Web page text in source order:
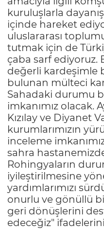
kuruluşlarla
içinde hareket
uluslararası
tutmak için de
çaba sarf ediyoruz.
değerli kardeşimle
bulunan mülteci
Sahadaki durumu
imkanımız olacak.
Kızılay ve Diyanet
kurumlarımızın
inceleme
sahra
Rohingyaların
iyileştirilmesine
yardımlarımızı
onurlu ve gönüllü
geri dönüşlerini
edeceğiz"